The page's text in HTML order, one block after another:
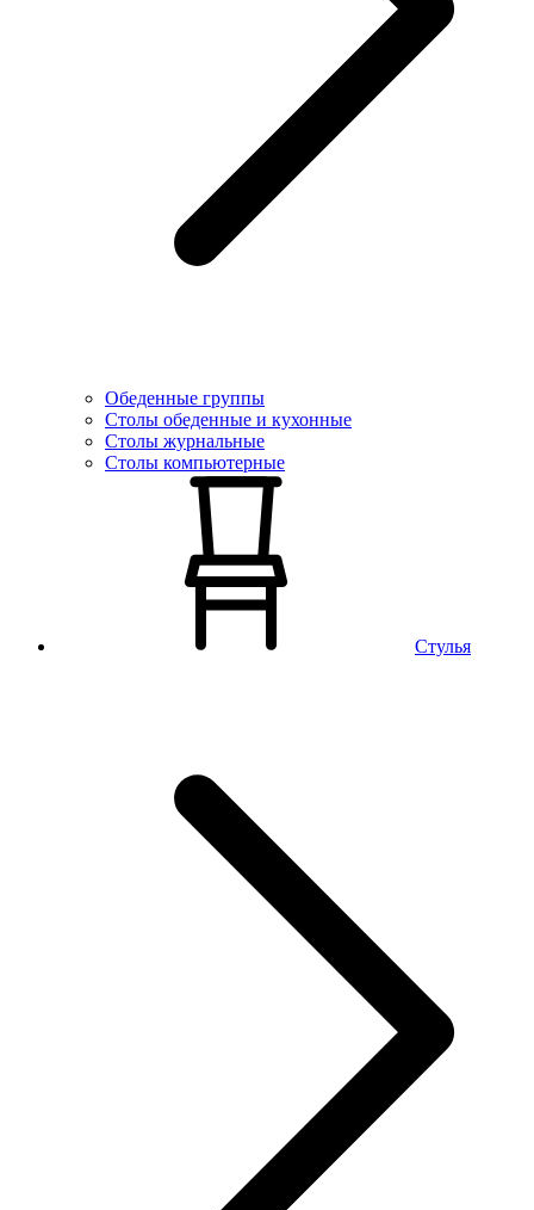
Обеденные группы
Столы обеденные и кухонные
Столы журнальные
Столы компьютерные
Стулья